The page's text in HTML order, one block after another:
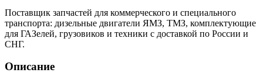
Поставщик запчастей для коммерческого и специального
транспорта: дизельные двигатели ЯМЗ, ТМЗ, комплектующие
для ГАЗелей, грузовиков и техники с доставкой по России и
СНГ.
Описание